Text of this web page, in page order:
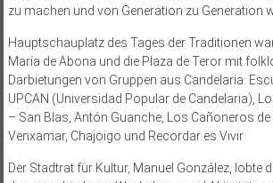
zu machen und von Generation zu Generation
Hauptschauplatz des Tages der Traditionen
María de Abona und die Plaza de Teror mit
Darbietungen von Gruppen aus Candelaria:
UPCAN (Universidad Popular de Candelaria),
– San Blas, Antón Guanche, Los Cañoneros de
Venxamar, Chajoigo und Recordar es Vivir.
Der Stadtrat für Kultur, Manuel González, lobte